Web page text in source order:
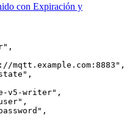
con Expiración y
" ,
mqtt.example.com:8883 " ,
" ,
v5-writer" ,
" ,
" ,